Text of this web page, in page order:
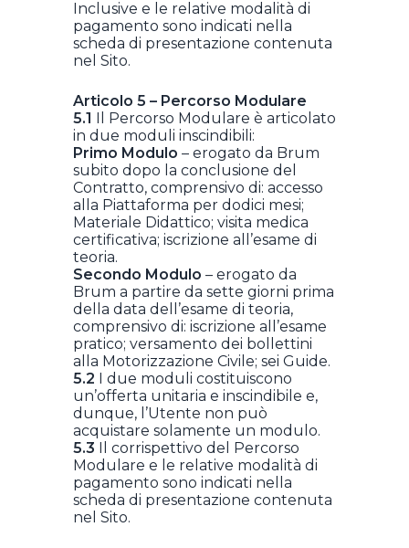
Inclusive e le relative modalità di
pagamento sono indicati nella
scheda di presentazione contenuta
nel Sito.
Articolo 5 – Percorso Modulare
5.1 Il Percorso Modulare è articolato
in due moduli inscindibili:
Primo Modulo – erogato da Brum
subito dopo la conclusione del
Contratto, comprensivo di: accesso
alla Piattaforma per dodici mesi;
Materiale Didattico; visita medica
certificativa; iscrizione all’esame di
teoria.
Secondo Modulo – erogato da
Brum a partire da sette giorni prima
della data dell’esame di teoria,
comprensivo di: iscrizione all’esame
pratico; versamento dei bollettini
alla Motorizzazione Civile; sei Guide.
5.2 I due moduli costituiscono
un’offerta unitaria e inscindibile e,
dunque, l’Utente non può
acquistare solamente un modulo.
5.3 Il corrispettivo del Percorso
Modulare e le relative modalità di
pagamento sono indicati nella
scheda di presentazione contenuta
nel Sito.